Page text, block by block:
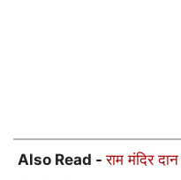
Also Read -राम मंदिर